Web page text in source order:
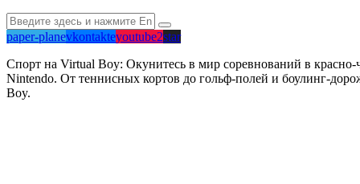
paper-planevkontakteyoutube2star
Спорт на Virtual Boy: Окунитесь в мир соревнований в
Nintendo. От теннисных кортов до гольф-полей и боулинг-
Boy.